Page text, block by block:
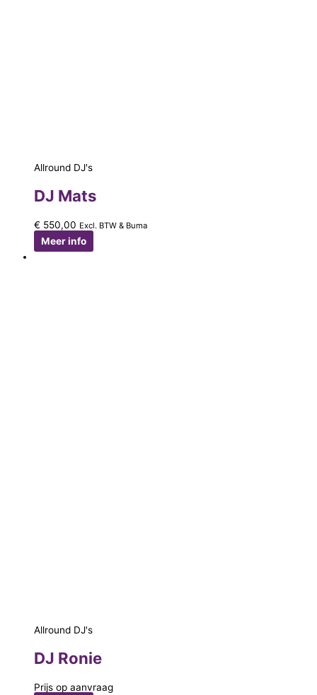
Allround DJ's
DJ Mats
€ 550,00 Excl. BTW & Buma
Meer info
Allround DJ's
DJ Ronie
Prijs op aanvraag